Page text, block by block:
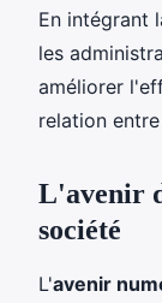
En intégrant
les
améliorer
relation
L'avenir
société
L'avenir